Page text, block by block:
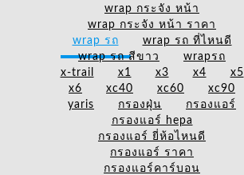
wrap กระจัง หน้า
wrap กระจัง หน้า ราคา
wrap รถ
wrap รถ ที่ไหนดี
wrap รถ สีขาว
wrapรถ
x-trail
x1 x3 x4
x5
x6
xc40 xc60
xc90
yaris
กรองฝุ่น
กรองแอร์
กรองแอร์ hepa
กรองแอร์ ยี่ห้อไหนดี
กรองแอร์ ราคา
กรองแอร์คาร์บอน